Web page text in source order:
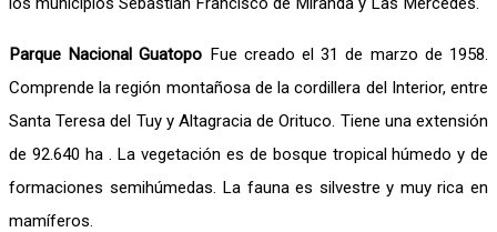
Parque Nacional Guatopo Fue creado el 31 de marzo de 1958.
Comprende la región montañosa de la cordillera del Interior, entre
Santa Teresa del Tuy y Altagracia de Orituco. Tiene una extensión
de 92.640 ha . La vegetación es de bosque tropical húmedo y de
formaciones semihúmedas. La fauna es silvestre y muy rica en
mamíferos.